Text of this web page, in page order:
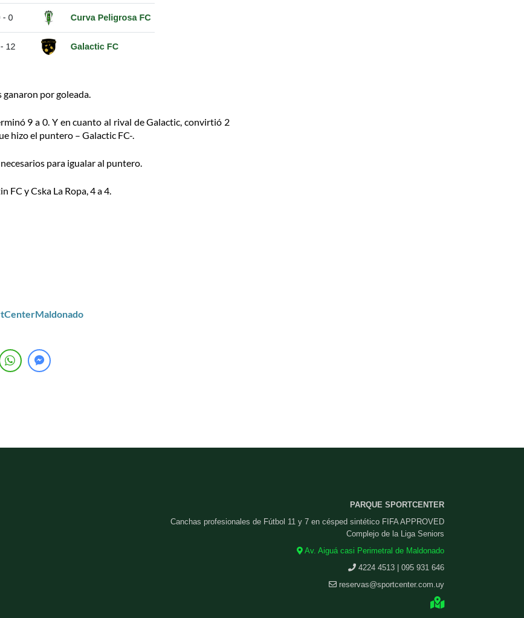
ganaron por goleada.
9 a 0. Y en cuanto al rival de Galactic, convirtió 2
hizo el puntero – Galactic FC-.
para igualar al puntero.
FC y Cska La Ropa, 4 a 4.
PARQUE SPORTCENTER
Canchas profesionales de Fútbol 11 y 7 en césped sintético FIFA APPROVED
Complejo de la Liga Seniors
Av. Aiguá casi Perimetral de Maldonado
4224 4513 | 095 931 646
reservas@sportcenter.com.uy